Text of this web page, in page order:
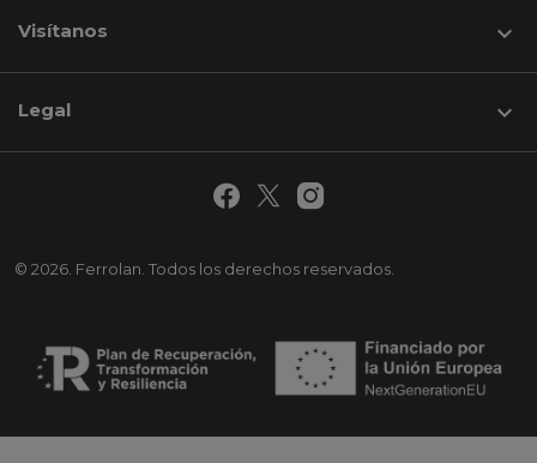
Visítanos keyboard_arrow_down
© 2026. Ferrolan. Todos los derechos reservados.
Legal 